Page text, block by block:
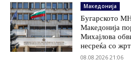
Македонија
Бугарското
Македонија
Михајлова
несреќа со
08.08.2026 21:06